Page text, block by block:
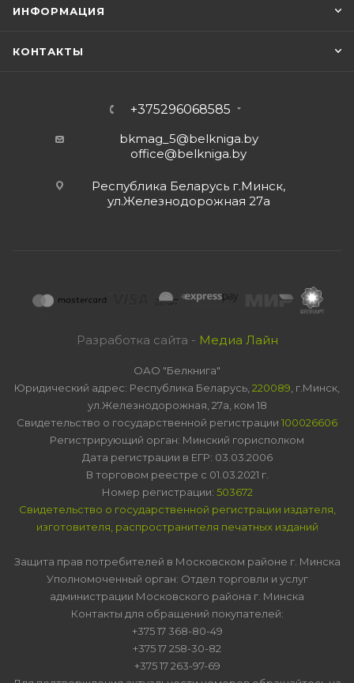
ИНФОРМАЦИЯ
КОНТАКТЫ
+375296068585
bkmag_5@belkniga.by
office@belkniga.by
Республика Беларусь г.Минск,
ул.Железнодорожная 27а
Разработка сайта - Медиа Лайн
ОАО "Белкнига"
Юридический адрес: Республика Беларусь, 220089 , г.Минск,
ул.Железнодорожная, 27а, ком 18
Свидетельство о государственной регистрации 100026606
Регистрирующий орган: Минский горисполком
Дата регистрации в ЕГР: 03.03.2006
В торговом реестре с 01.03.2021 г.
Номер регистрации: 503672
Свидетельство о государственной регистрации издателя,
изготовителя, распространителя печатных изданий
Защита прав потребителей в Московском районе г. Минска
Уполномоченный орган: Отдел торговли и услуг
администрации Московского района г. Минска
Контакты для обращений покупателей:
+375 17 368-80-49
+375 17 258-30-82
+375 17 263-97-69